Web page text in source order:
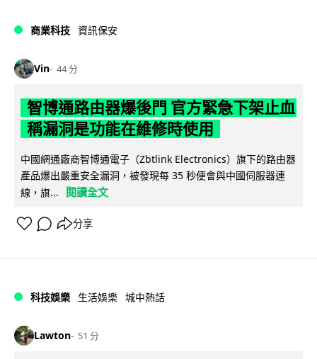
商業科技 資訊保安
Vin 44 分
智博通路由器爆後門 官方緊急下架止血
稱漏洞是功能在維修時使用
中國網通廠商智博通電子（Zbtlink Electronics）旗下的路由器
產品爆出嚴重安全漏洞，被發現每 35 秒便會與中國伺服器連
線，旗...
閱讀全文
分享
科技娛樂 生活娛樂 城中熱話
Lawton 51 分